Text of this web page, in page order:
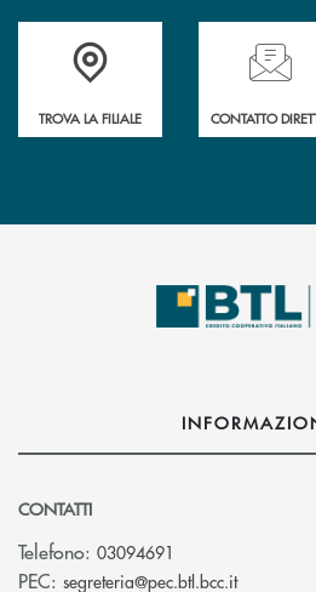
Accedi all' elenco completo delle filiali .
TROVA LA FILIALE
Hai bisogno
CONTATTO
CONTATTI
Telefono: 03094691
PEC: segreteria@pec.btl.bcc.it(si apre